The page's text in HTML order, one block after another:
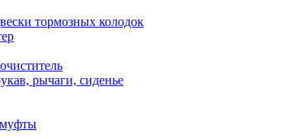
тормозных колодок
рычаги, сиденье
муфты